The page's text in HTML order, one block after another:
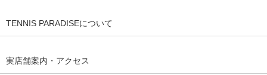
TENNIS PARADISEについて
実店舗案内・アクセス